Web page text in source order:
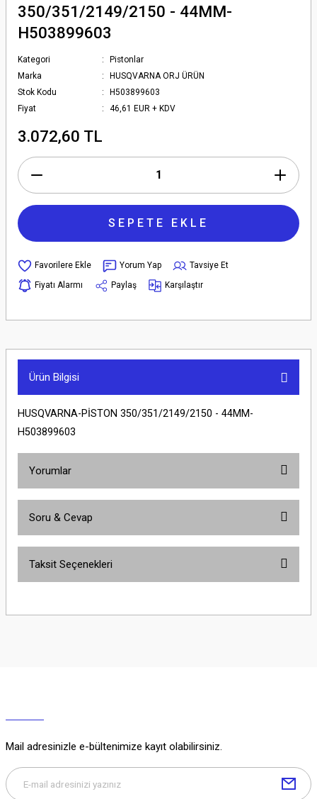
350/351/2149/2150 - 44MM-
H503899603
Kategori
Pistonlar
Marka
HUSQVARNA ORJ ÜRÜN
Stok Kodu
H503899603
Fiyat
46,61 EUR + KDV
3.072,60 TL
SEPETE EKLE
Yorum Yap
Tavsiye Et
Fiyatı Alarmı
Paylaş Karşılaştır
Ürün Bilgisi
HUSQVARNA-PİSTON 350/351/2149/2150 - 44MM-
H503899603
Yorumlar
Soru & Cevap
Soru Sor
Taksit Seçenekleri
Mail adresinizle e-bültenimize kayıt olabilirsiniz.